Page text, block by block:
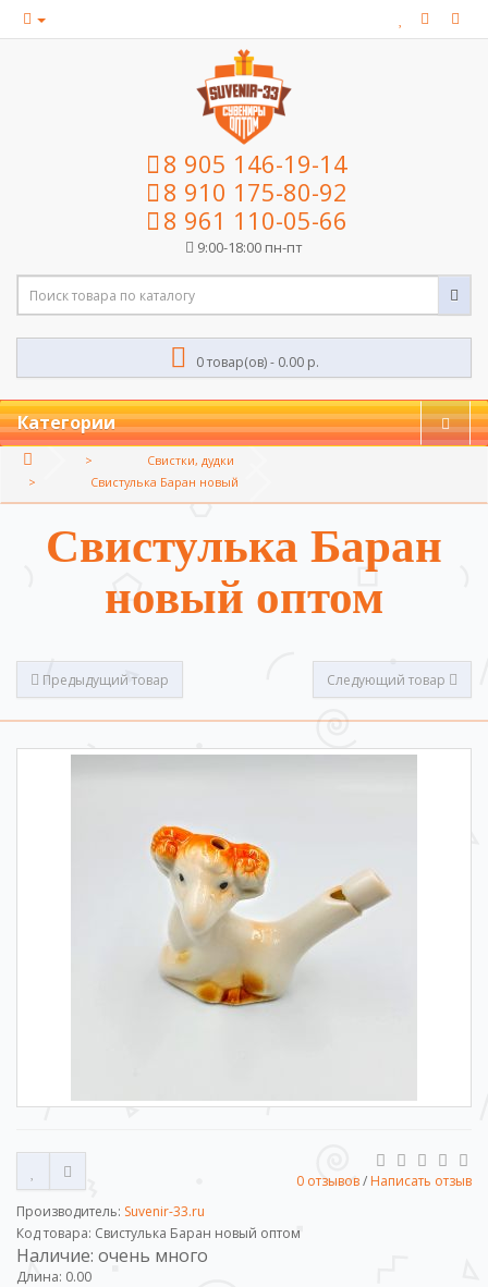
8 905 146-19-14
8 910 175-80-92
8 961 110-05-66
9:00-18:00 пн-пт
0 товар(ов) - 0.00 р.
Категории
Свистки, дудки
Свистулька Баран новый
Свистулька Баран
новый оптом
Предыдущий товар Следующий товар
0 отзывов/ Написать отзыв
Производитель: Suvenir-33.ru
Код товара: Свистулька Баран новый оптом
Наличие: очень много
Длина: 0.00